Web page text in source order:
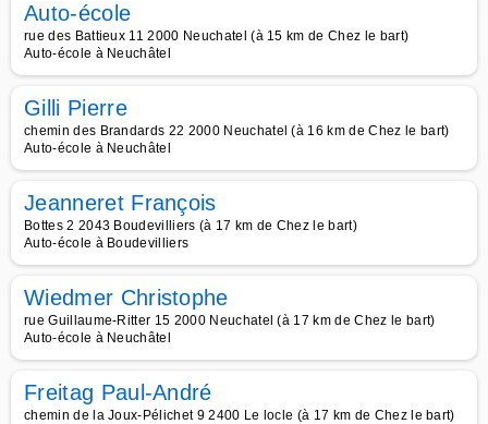
Auto-école
rue des Battieux 11 2000 Neuchatel (à 15 km de Chez le bart)
Auto-école à Neuchâtel
Gilli Pierre
chemin des Brandards 22 2000 Neuchatel (à 16 km de Chez le bart)
Auto-école à Neuchâtel
Jeanneret François
Bottes 2 2043 Boudevilliers (à 17 km de Chez le bart)
Auto-école à Boudevilliers
Wiedmer Christophe
rue Guillaume-Ritter 15 2000 Neuchatel (à 17 km de Chez le bart)
Auto-école à Neuchâtel
Freitag Paul-André
chemin de la Joux-Pélichet 9 2400 Le locle (à 17 km de Chez le bart)